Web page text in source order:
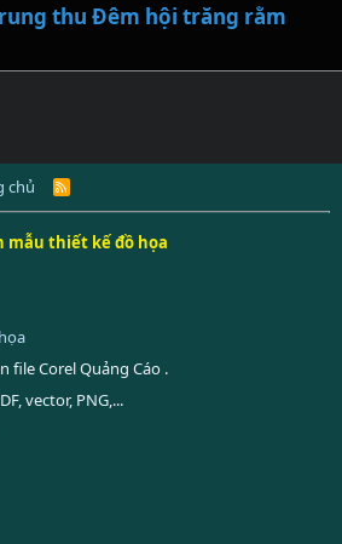
thu Đêm hội trăng rằm
chủ
R
mẫu thiết kế đồ họa
file Corel Quảng Cáo .
vector, PNG,...